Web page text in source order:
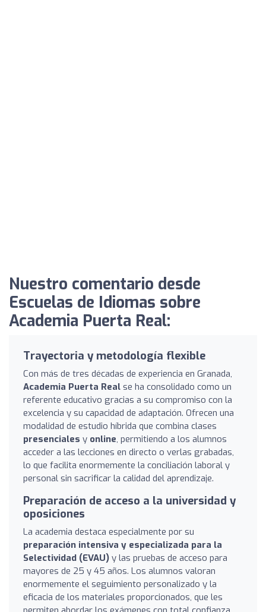
Nuestro comentario desde
Escuelas de Idiomas sobre
Academia Puerta Real:
Trayectoria y metodología flexible
Con más de tres décadas de experiencia en Granada,
Academia Puerta Real se ha consolidado como un
referente educativo gracias a su compromiso con la
excelencia y su capacidad de adaptación. Ofrecen una
modalidad de estudio híbrida que combina clases
presenciales y online, permitiendo a los alumnos
acceder a las lecciones en directo o verlas grabadas,
lo que facilita enormemente la conciliación laboral y
personal sin sacrificar la calidad del aprendizaje.
Preparación de acceso a la universidad y
oposiciones
La academia destaca especialmente por su
preparación intensiva y especializada para la
Selectividad (EVAU) y las pruebas de acceso para
mayores de 25 y 45 años. Los alumnos valoran
enormemente el seguimiento personalizado y la
eficacia de los materiales proporcionados, que les